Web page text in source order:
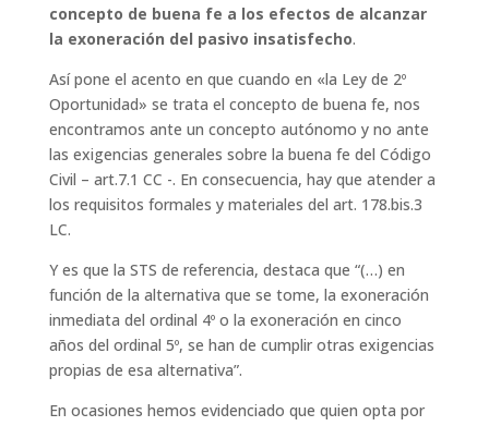
concepto de buena fe a los efectos de alcanzar
la exoneración del pasivo insatisfecho.
Así pone el acento en que cuando en «la Ley de 2º
Oportunidad» se trata el concepto de buena fe, nos
encontramos ante un concepto autónomo y no ante
las exigencias generales sobre la buena fe del Código
Civil – art.7.1 CC -. En consecuencia, hay que atender a
los requisitos formales y materiales del art. 178.bis.3
LC.
Y es que la STS de referencia, destaca que “(…) en
función de la alternativa que se tome, la exoneración
inmediata del ordinal 4º o la exoneración en cinco
años del ordinal 5º, se han de cumplir otras exigencias
propias de esa alternativa”.
En ocasiones hemos evidenciado que quien opta por